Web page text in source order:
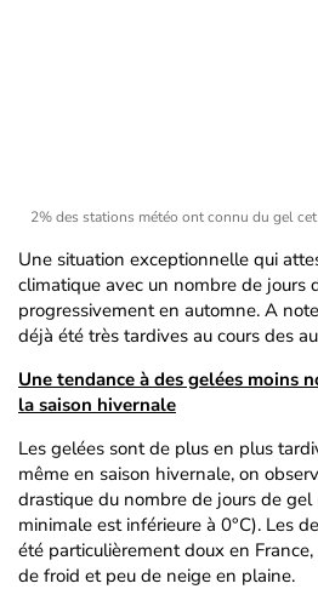
2% des stations météo ont connu du gel
Une situation exceptionnelle qui
climatique avec un nombre de jours
progressivement en automne. A
déjà été très tardives au cours des
Une tendance à des gelées moins
la saison hivernale
Les gelées sont de plus en plus
même en saison hivernale, on
drastique du nombre de jours de
minimale est inférieure à 0°C). Les
été particulièrement doux en
de froid et peu de neige en plaine.